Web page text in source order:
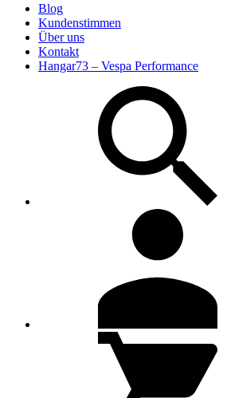
Blog
Kundenstimmen
Über uns
Kontakt
Hangar73 – Vespa Performance